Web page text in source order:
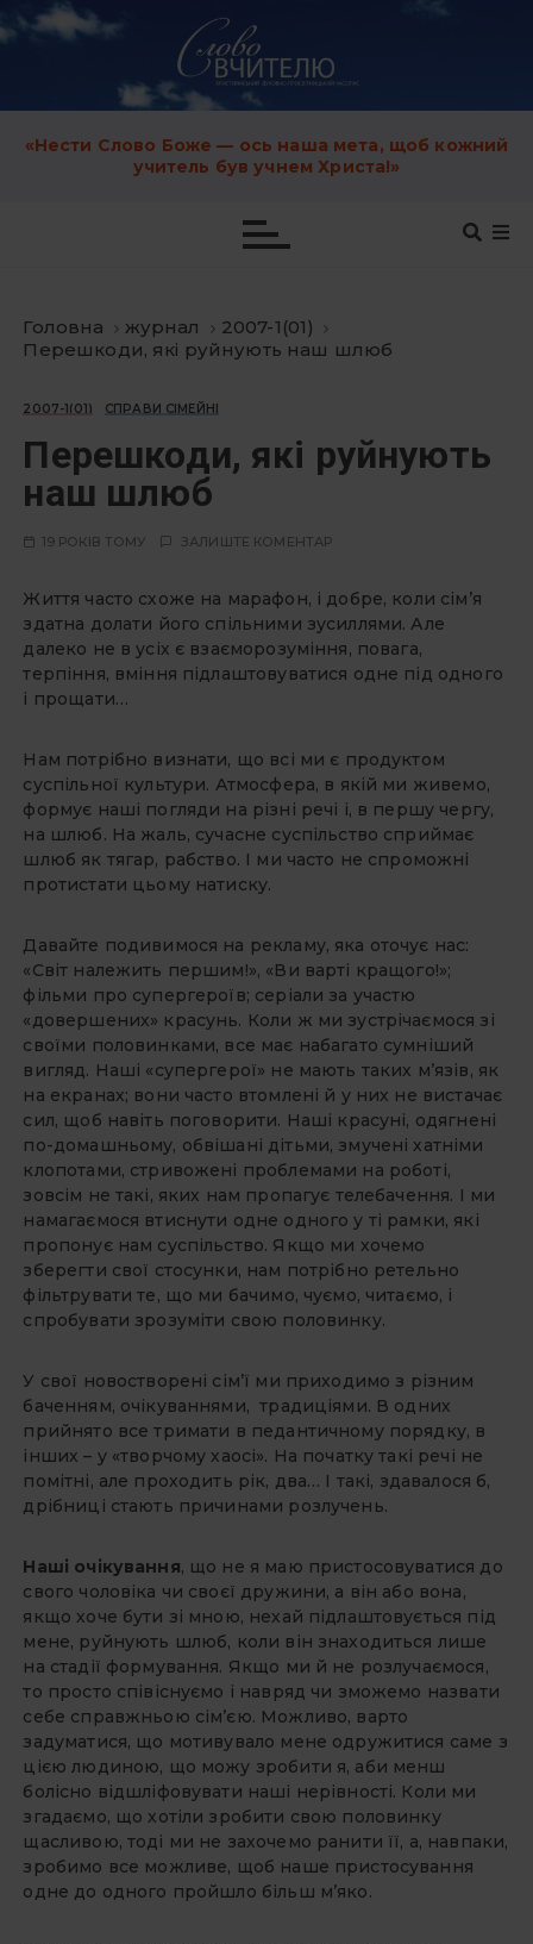
k
o
«Нести Слово Боже — ось наша мета, щоб кожний
учитель був учнем Христа!»
Головна журнал
2007-1(01)
Перешкоди, які руйнують наш шлюб
2007-1(01) СПРАВИ СІМЕЙНІ
Перешкоди, які руйнують
наш шлюб
19 РОКІВ ТОМУ ЗАЛИШТЕ КОМЕНТАР
Життя часто схоже на марафон, і добре, коли сім’я
здатна долати його спільними зусиллями. Але
далеко не в усіх є взаєморозуміння, повага,
терпіння, вміння підлаштовуватися одне під одного
і прощати…
Нам потрібно визнати, що всі ми є продуктом
суспільної культури. Атмосфера, в якій ми живемо,
формує наші погляди на різні речі і, в першу чергу,
на шлюб. На жаль, сучасне суспільство сприймає
шлюб як тягар, рабство. І ми часто не спроможні
протистати цьому натиску.
Давайте подивимося на рекламу, яка оточує нас:
«Світ належить першим!», «Ви варті кращого!»;
фільми про супергероїв; серіали за участю
«довершених» красунь. Коли ж ми зустрічаємося зі
своїми половинками, все має набагато сумніший
вигляд. Наші «супергерої» не мають таких м’язів, як
на екранах; вони часто втомлені й у них не вистачає
сил, щоб навіть поговорити. Наші красуні, одягнені
по-домашньому, обвішані дітьми, змучені хатніми
клопотами, стривожені проблемами на роботі,
зовсім не такі, яких нам пропагує телебачення. І ми
намагаємося втиснути одне одного у ті рамки, які
пропонує нам суспільство. Якщо ми хочемо
зберегти свої стосунки, нам потрібно ретельно
фільтрувати те, що ми бачимо, чуємо, читаємо, і
спробувати зрозуміти свою половинку.
У свої новостворені сім’ї ми приходимо з різним
баченням, очікуваннями, традиціями. В одних
прийнято все тримати в педантичному порядку, в
інших – у «творчому хаосі». На початку такі речі не
помітні, але проходить рік, два… І такі, здавалося б,
дрібниці стають причинами розлучень.
Наші очікування, що не я маю пристосовуватися до
свого чоловіка чи своєї дружини, а він або вона,
якщо хоче бути зі мною, нехай підлаштовується під
мене, руйнують шлюб, коли він знаходиться лише
на стадії формування. Якщо ми й не розлучаємося,
то просто співіснуємо і навряд чи зможемо назвати
себе справжньою сім’єю. Можливо, варто
задуматися, що мотивувало мене одружитися саме з
цією людиною, що можу зробити я, аби менш
болісно відшліфовувати наші нерівності. Коли ми
згадаємо, що хотіли зробити свою половинку
щасливою, тоді ми не захочемо ранити її, а, навпаки,
зробимо все можливе, щоб наше пристосування
одне до одного пройшло більш м’яко.